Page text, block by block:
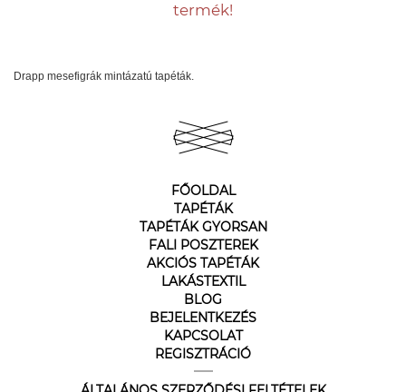
termék!
Drapp mesefigrák mintázatú tapéták.
FŐOLDAL
TAPÉTÁK
TAPÉTÁK GYORSAN
FALI POSZTEREK
AKCIÓS TAPÉTÁK
LAKÁSTEXTIL
BLOG
BEJELENTKEZÉS
KAPCSOLAT
REGISZTRÁCIÓ